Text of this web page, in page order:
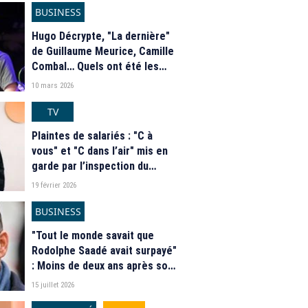
BUSINESS
Hugo Décrypte, "La dernière"
de Guillaume Meurice, Camille
Combal… Quels ont été les
podcasts les plus téléchargés
10 mars 2026
TV
Plaintes de salariés : "C à
vous" et "C dans l’air" mis en
garde par l’inspection du
travail pour recours abusif à
19 février 2026
BUSINESS
"Tout le monde savait que
Rodolphe Saadé avait surpayé"
: Moins de deux ans après son
rachat par CMA CGM, le
15 juillet 2026